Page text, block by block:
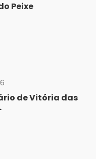
Peixe
de Vitória das